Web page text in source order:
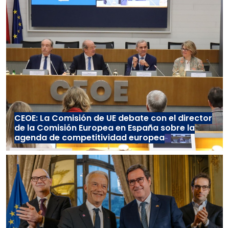
CEOE: La Comisión de UE debate con el director
de la Comisión Europea en España sobre la
agenda de competitividad europea